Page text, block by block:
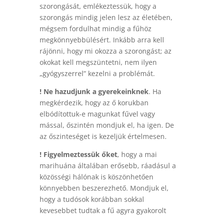
szorongását, emlékeztessük, hogy a
szorongás mindig jelen lesz az életében,
mégsem fordulhat mindig a fűhöz
megkönnyebbülésért. Inkább arra kell
rájönni, hogy mi okozza a szorongást; az
okokat kell megszüntetni, nem ilyen
„gyógyszerrel” kezelni a problémát.
! Ne hazudjunk a gyerekeinknek. Ha
megkérdezik, hogy az ő korukban
elbódítottuk-e magunkat fűvel vagy
mással, őszintén mondjuk el, ha igen. De
az őszinteséget is kezeljük értelmesen.
! Figyelmeztessük őket, hogy a mai
marihuána általában erősebb, ráadásul a
közösségi hálónak is köszönhetően
könnyebben beszerezhető. Mondjuk el,
hogy a tudósok korábban sokkal
kevesebbet tudtak a fű agyra gyakorolt